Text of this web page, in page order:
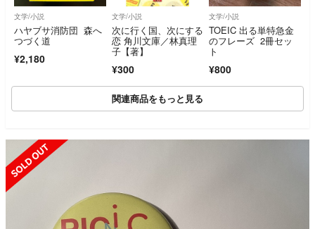
文学/小説
ハヤブサ消防団 森へ
つづく道
¥2,180
文学/小説
次に行く国、次にする
恋 角川文庫／林真理
子【著】
¥300
文学/小説
TOEIC 出る単特急金
のフレーズ 2冊セッ
ト
¥800
関連商品をもっと見る